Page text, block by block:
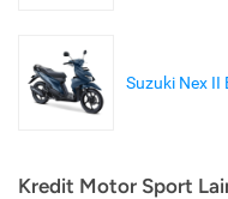
Suzuki Nex II
Kredit Motor Sport